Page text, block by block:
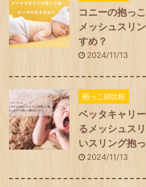
コニーの抱っ
メッシュスリ
すめ？
2024/11/13
抱っこ紐比較
ベッタキャリ
るメッシュス
いスリング抱
2024/11/13